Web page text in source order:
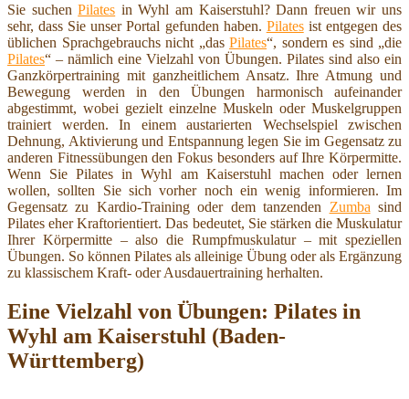
Sie suchenPilates in Wyhl am Kaiserstuhl? Dann freuen wir uns
sehr, dass Sie unser Portal gefunden haben. Pilatesist entgegen des
üblichen Sprachgebrauchs nicht „das Pilates“, sondern es sind „die
Pilates“ – nämlich eine Vielzahl von Übungen. Pilates sind also ein
Ganzkörpertraining mit ganzheitlichem Ansatz. Ihre Atmung und
Bewegung werden in den Übungen harmonisch aufeinander
abgestimmt, wobei gezielt einzelne Muskeln oder Muskelgruppen
trainiert werden. In einem austarierten Wechselspiel zwischen
Dehnung, Aktivierung und Entspannung legen Sie im Gegensatz zu
anderen Fitnessübungen den Fokus besonders auf Ihre Körpermitte.
Wenn Sie Pilates in Wyhl am Kaiserstuhl machen oder lernen
wollen, sollten Sie sich vorher noch ein wenig informieren. Im
Gegensatz zu Kardio-Training oder dem tanzenden Zumba sind
Pilates eher Kraftorientiert. Das bedeutet, Sie stärken die Muskulatur
Ihrer Körpermitte – also die Rumpfmuskulatur – mit speziellen
Übungen. So können Pilates als alleinige Übung oder als Ergänzung
zu klassischem Kraft- oder Ausdauertraining herhalten.
Eine Vielzahl von Übungen: Pilates in
Wyhl am Kaiserstuhl (Baden-
Württemberg)